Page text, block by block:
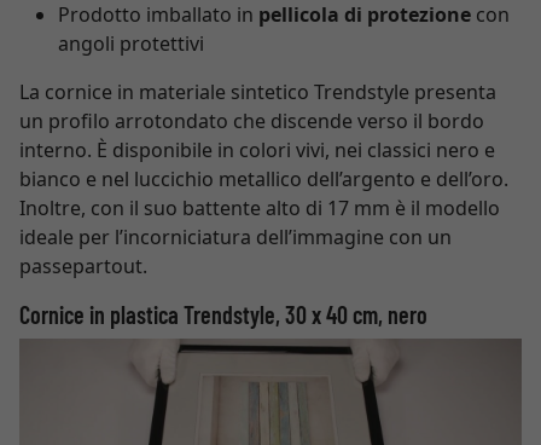
Prodotto imballato in pellicola di protezione con
angoli protettivi
La cornice in materiale sintetico Trendstyle presenta
un profilo arrotondato che discende verso il bordo
interno. È disponibile in colori vivi, nei classici nero e
bianco e nel luccichio metallico dell’argento e dell’oro.
Inoltre, con il suo battente alto di 17 mm è il modello
ideale per l’incorniciatura dell’immagine con un
passepartout.
Cornice in plastica Trendstyle, 30 x 40 cm, nero